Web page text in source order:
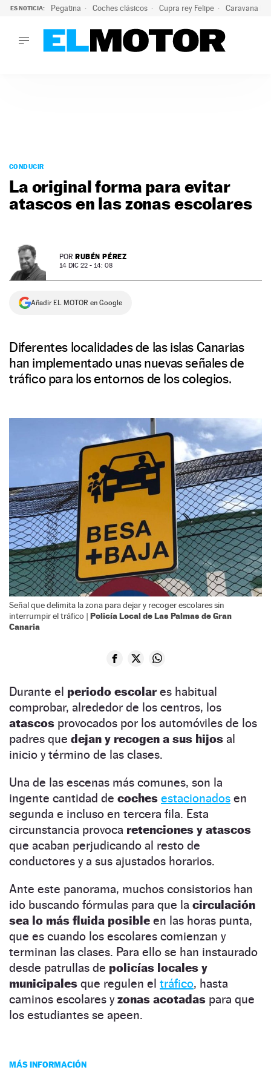
ES NOTICIA: Pegatina Coches clásicos Cupra rey Felipe Caravana
PODCAST
MOTOS
TECNOLOGÍA
PREMIOS
SERVICIOS
CONDUCIR
La original forma para evitar
atascos en las zonas escolares
POR RUBÉN PÉREZ
14 DIC 22 - 14: 08
Añadir EL MOTOR en Google
Diferentes localidades de las islas Canarias
han implementado unas nuevas señales de
tráfico para los entornos de los colegios.
Señal que delimita la zona para dejar y recoger escolares sin
interrumpir el tráfico | Policía Local de Las Palmas de Gran
Canaria
Durante el periodo escolares habitual
comprobar, alrededor de los centros, los
atascos provocados por los automóviles de los
padres que dejan y recogen a sus hijos al
inicio y término de las clases.
Una de las escenas más comunes, son la
ingente cantidad de coches estacionados en
segunda e incluso en tercera fila. Esta
circunstancia provoca retenciones y atascos
que acaban perjudicando al resto de
conductores y a sus ajustados horarios.
Ante este panorama, muchos consistorios han
ido buscando fórmulas para que la circulación
sea lo más fluida posible en las horas punta,
que es cuando los escolares comienzan y
terminan las clases. Para ello se han instaurado
desde patrullas de policías locales y
municipales que regulen el tráfico, hasta
caminos escolares yzonas acotadas para que
los estudiantes se apeen.
MÁS INFORMACIÓN